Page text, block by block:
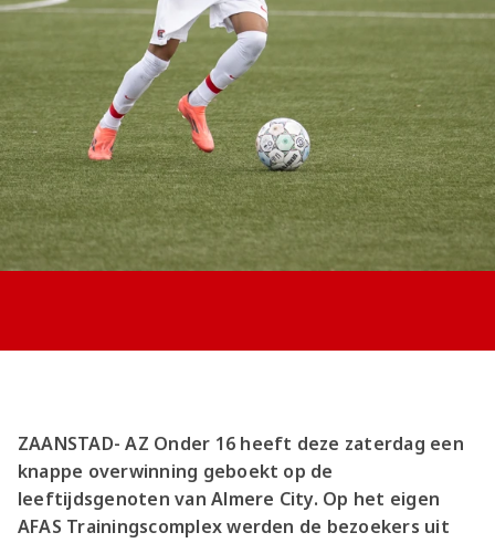
Jong AZ
Seizoenkaart
ZAANSTAD- AZ Onder 16 heeft deze zaterdag een
knappe overwinning geboekt op de
leeftijdsgenoten van Almere City. Op het eigen
AFAS Trainingscomplex werden de bezoekers uit